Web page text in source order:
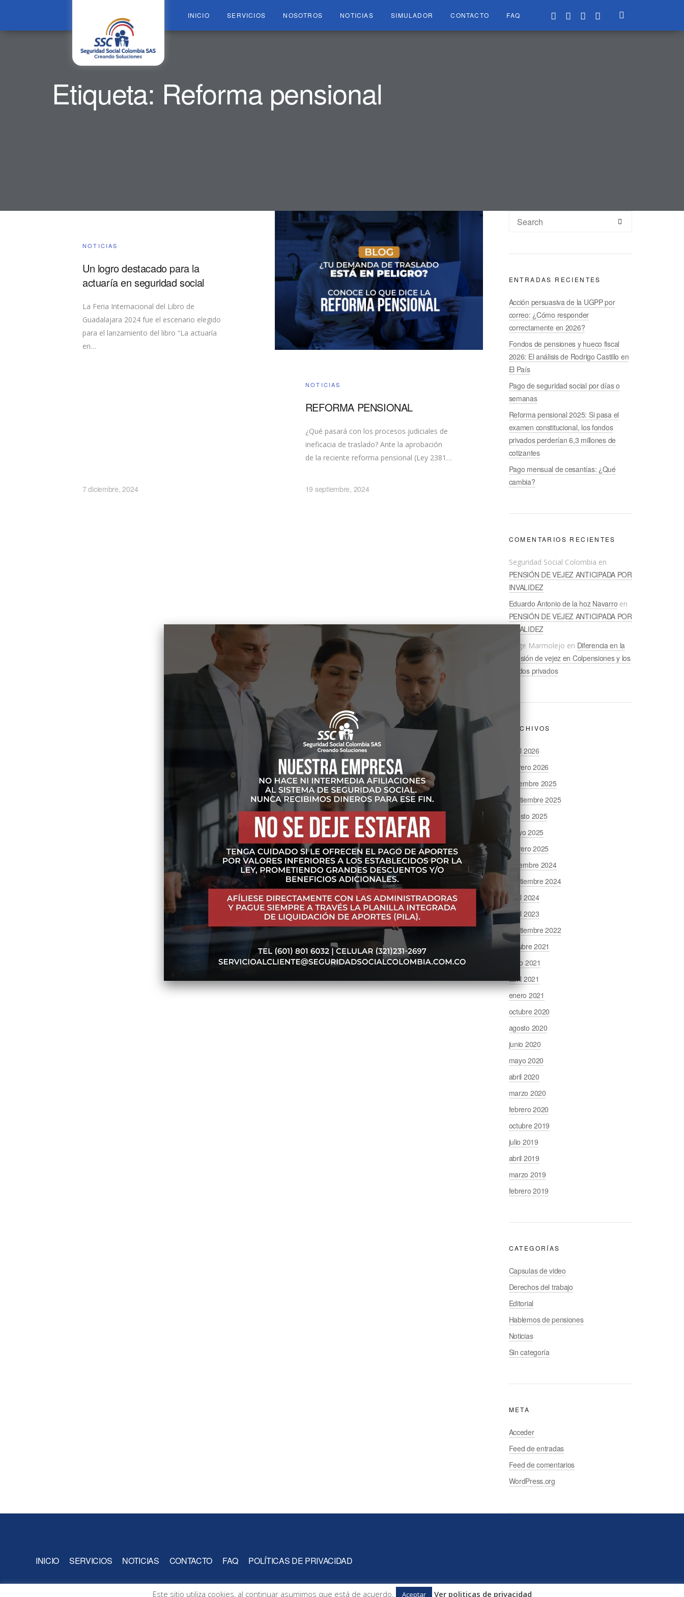
INICIO SERVICIOS NOSOTROS NOTICIAS SIMULADOR CONTACTO FAQ
Etiqueta: Reforma pensional
NOTICIAS
Un logro destacado para la
actuaría en seguridad social
La Feria Internacional del Libro de
Guadalajara 2024 fue el escenario elegido
para el lanzamiento del libro “La actuaría
en…
7 diciembre, 2024
NOTICIAS
REFORMA PENSIONAL
¿Qué pasará con los procesos judiciales de
ineficacia de traslado? Ante la aprobación
de la reciente reforma pensional (Ley 2381…
19 septiembre, 2024
ENTRADAS RECIENTES
Acción persuasiva de la UGPP por
correo: ¿Cómo responder
correctamente en 2026?
Fondos de pensiones y hueco fiscal
2026: El análisis de Rodrigo Castillo en
El País
Pago de seguridad social por días o
semanas
Reforma pensional 2025: Si pasa el
examen constitucional, los fondos
privados perderían 6,3 millones de
cotizantes
Pago mensual de cesantías: ¿Qué
cambia?
COMENTARIOS RECIENTES
Seguridad Social Colombia en
PENSIÓN DE VEJEZ ANTICIPADA POR
INVALIDEZ
Eduardo Antonio de la hoz Navarro en
PENSIÓN DE VEJEZ ANTICIPADA POR
INVALIDEZ
Jorge Marmolejo en Diferencia en la
pensión de vejez en Colpensiones y los
fondos privados
ARCHIVOS
abril 2026
febrero 2026
diciembre 2025
septiembre 2025
agosto 2025
mayo 2025
febrero 2025
diciembre 2024
septiembre 2024
abril 2024
abril 2023
septiembre 2022
octubre 2021
junio 2021
abril 2021
enero 2021
octubre 2020
agosto 2020
junio 2020
mayo 2020
abril 2020
marzo 2020
febrero 2020
octubre 2019
julio 2019
abril 2019
marzo 2019
febrero 2019
CATEGORÍAS
Capsulas de video
Derechos del trabajo
Editorial
Hablemos de pensiones
Noticias
Sin categoría
META
Acceder
Feed de entradas
Feed de comentarios
WordPress.org
INICIO SERVICIOS NOTICIAS CONTACTO FAQ POLÍTICAS DE PRIVACIDAD
Este sitio utiliza cookies, al continuar asumimos que está de acuerdo. Aceptar Ver politicas de privacidad